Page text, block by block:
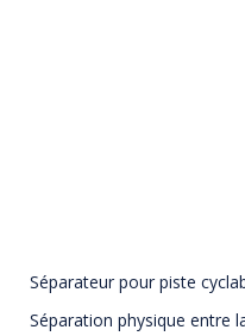
Séparateur pour piste
Séparation physique entre